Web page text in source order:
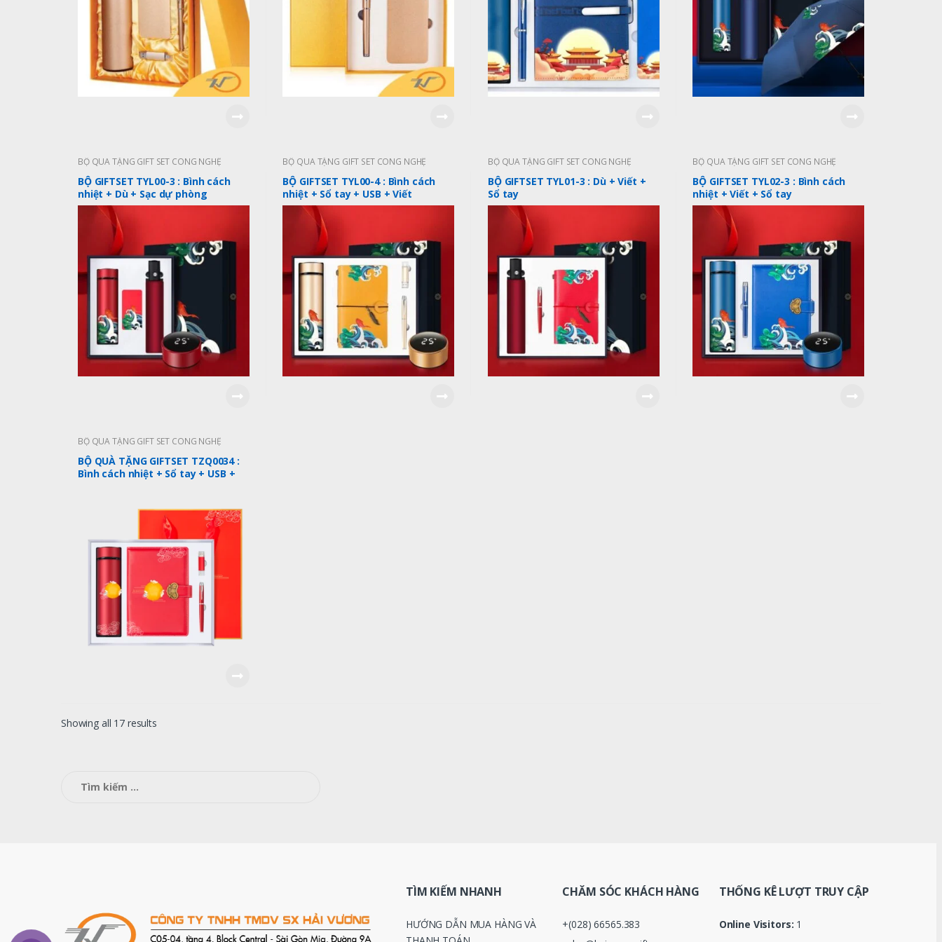
BỘ QUÀ TẶNG GIFT SET CÔNG NGHỆ
BỘ GIFTSET TYL00-3 : Bình cách
nhiệt + Dù + Sạc dự phòng
BỘ QUÀ TẶNG GIFT SET CÔNG NGHỆ
BỘ GIFTSET TYL00-4 : Bình cách
nhiệt + Sổ tay + USB + Viết
BỘ QUÀ TẶNG GIFT SET CÔNG NGHỆ
BỘ GIFTSET TYL01-3 : Dù + Viết +
Sổ tay
BỘ QUÀ TẶNG GIFT SET CÔNG NGHỆ
BỘ GIFTSET TYL02-3 : Bình cách
nhiệt + Viết + Sổ tay
BỘ QUÀ TẶNG GIFT SET CÔNG NGHỆ
BỘ QUÀ TẶNG GIFTSET TZQ0034 :
Bình cách nhiệt + Sổ tay + USB +
Showing all 17 results
kiếm
TÌM KIẾM NHANH
HƯỚNG DẪN MUA HÀNG VÀ
CHĂM SÓC KHÁCH HÀNG
+(028) 66565.383
THỐNG KÊ LƯỢT TRUY CẬP
Online Visitors: 1